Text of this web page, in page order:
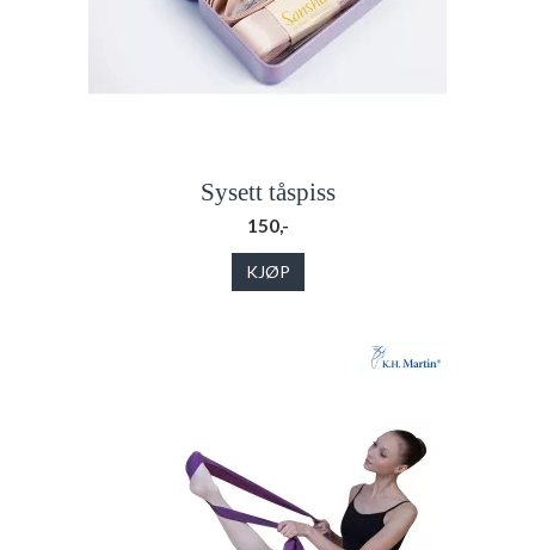
Sysett tåspiss
150,-
KJØP